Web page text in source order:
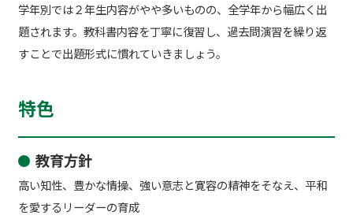
学年別では２年生内容がやや多いものの、全学年から幅広く出
題されます。教科書内容を丁寧に復習し、過去問演習を繰り返
すことで出題形式に慣れていきましょう。
特色
教育方針
高い知性、豊かな情操、強い意志と寛容の精神をそなえ、平和
を愛するリーダーの育成